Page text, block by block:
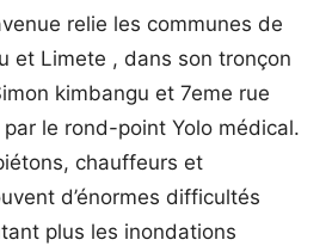
relie les communes de
et Limete , dans son tronçon
kimbangu et 7eme rue
le rond-point Yolo médical.
chauffeurs et
d’énormes difficultés
plus les inondations